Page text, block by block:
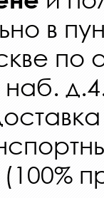
в
по